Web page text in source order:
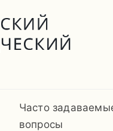
Часто
вопросы